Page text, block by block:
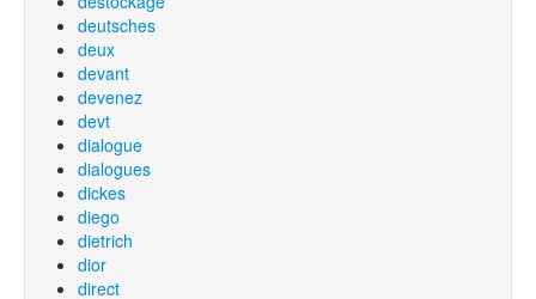
deutsches
deux
devant
devenez
devt
dialogue
dialogues
dickes
diego
dietrich
dior
direct